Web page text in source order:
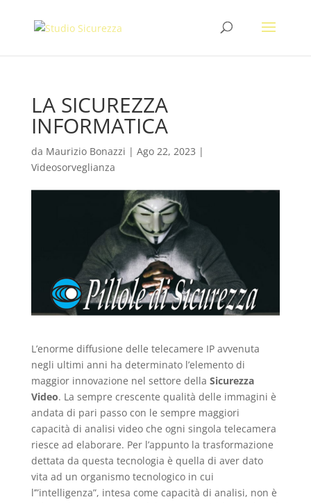
LA SICUREZZA
INFORMATICA
da Maurizio Bonazzi | Ago 22, 2023 |
Videosorveglianza
L’enorme diffusione delle telecamere IP avvenuta
negli ultimi anni ha determinato l’elemento di
maggior innovazione nel settore della Sicurezza
Video. La sempre crescente qualità delle immagini è
andata di pari passo con le sempre maggiori
capacità di analisi video che ogni singola telecamera
riesce ad elaborare. Per l’appunto la trasformazione
dettata da questa tecnologia è quella di aver dato
vita ad un organismo tecnologico in cui
l’”intelligenza”, intesa come capacità di analisi, non è